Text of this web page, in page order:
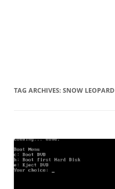
TAG ARCHIVES: SNOW LEOPARD